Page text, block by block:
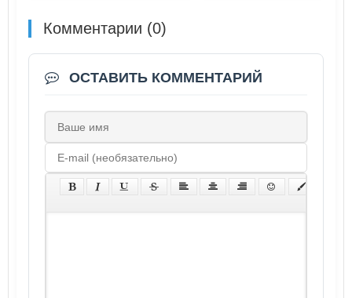
Комментарии (0)
ОСТАВИТЬ КОММЕНТАРИЙ